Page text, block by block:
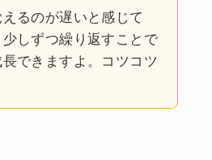
るのが遅いと感じて
少しずつ繰り返すことで
できますよ。コツコツ